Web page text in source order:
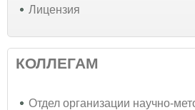
Лицензия
КОЛЛЕГАМ
Отдел организации научно-